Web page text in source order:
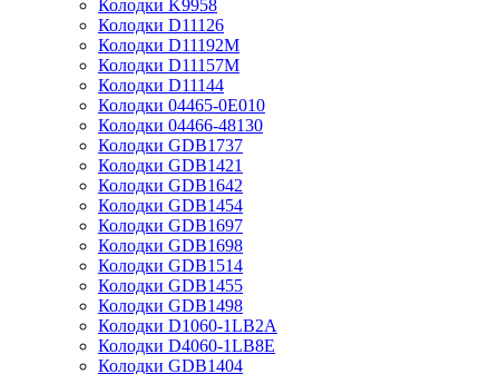
Колодки K9958
Колодки D11126
Колодки D11192M
Колодки D11157M
Колодки D11144
Колодки 04465-0E010
Колодки 04466-48130
Колодки GDB1737
Колодки GDB1421
Колодки GDB1642
Колодки GDB1454
Колодки GDB1697
Колодки GDB1698
Колодки GDB1514
Колодки GDB1455
Колодки GDB1498
Колодки D1060-1LB2A
Колодки D4060-1LB8E
Колодки GDB1404